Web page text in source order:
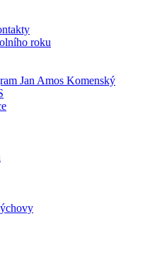
roku
Jan Amos Komenský